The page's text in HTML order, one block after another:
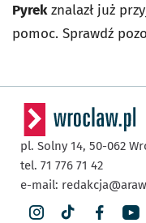
Pyrekznalazł już
pomoc. Sprawdź
pl. Solny 14, 50-062
tel. 71 776 71 42
e-mail: